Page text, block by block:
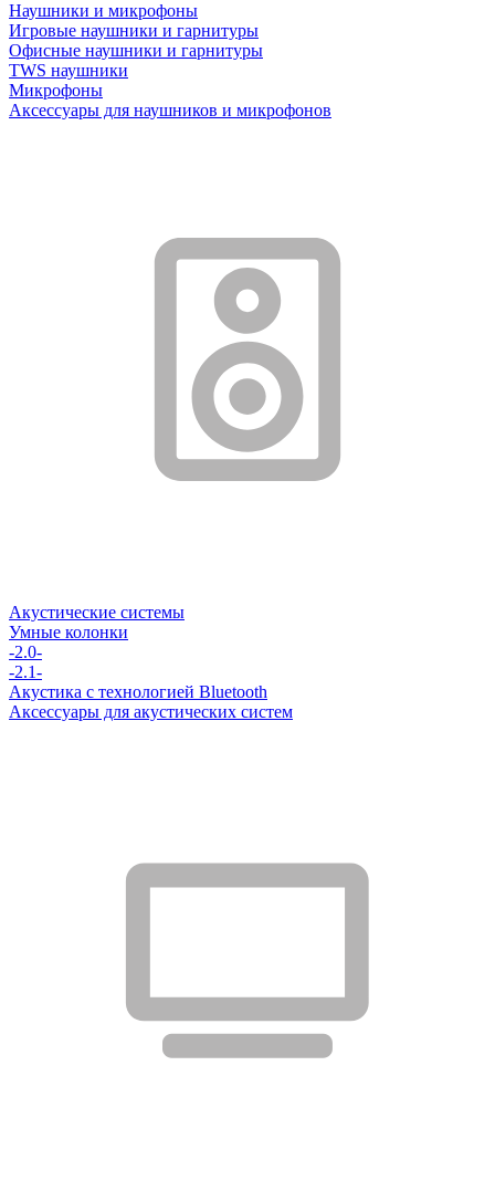
Наушники и микрофоны
Игровые наушники и гарнитуры
Офисные наушники и гарнитуры
TWS наушники
Микрофоны
Аксессуары для наушников и микрофонов
Акустические системы
Умные колонки
-2.0-
-2.1-
Акустика с технологией Bluetooth
Аксессуары для акустических систем